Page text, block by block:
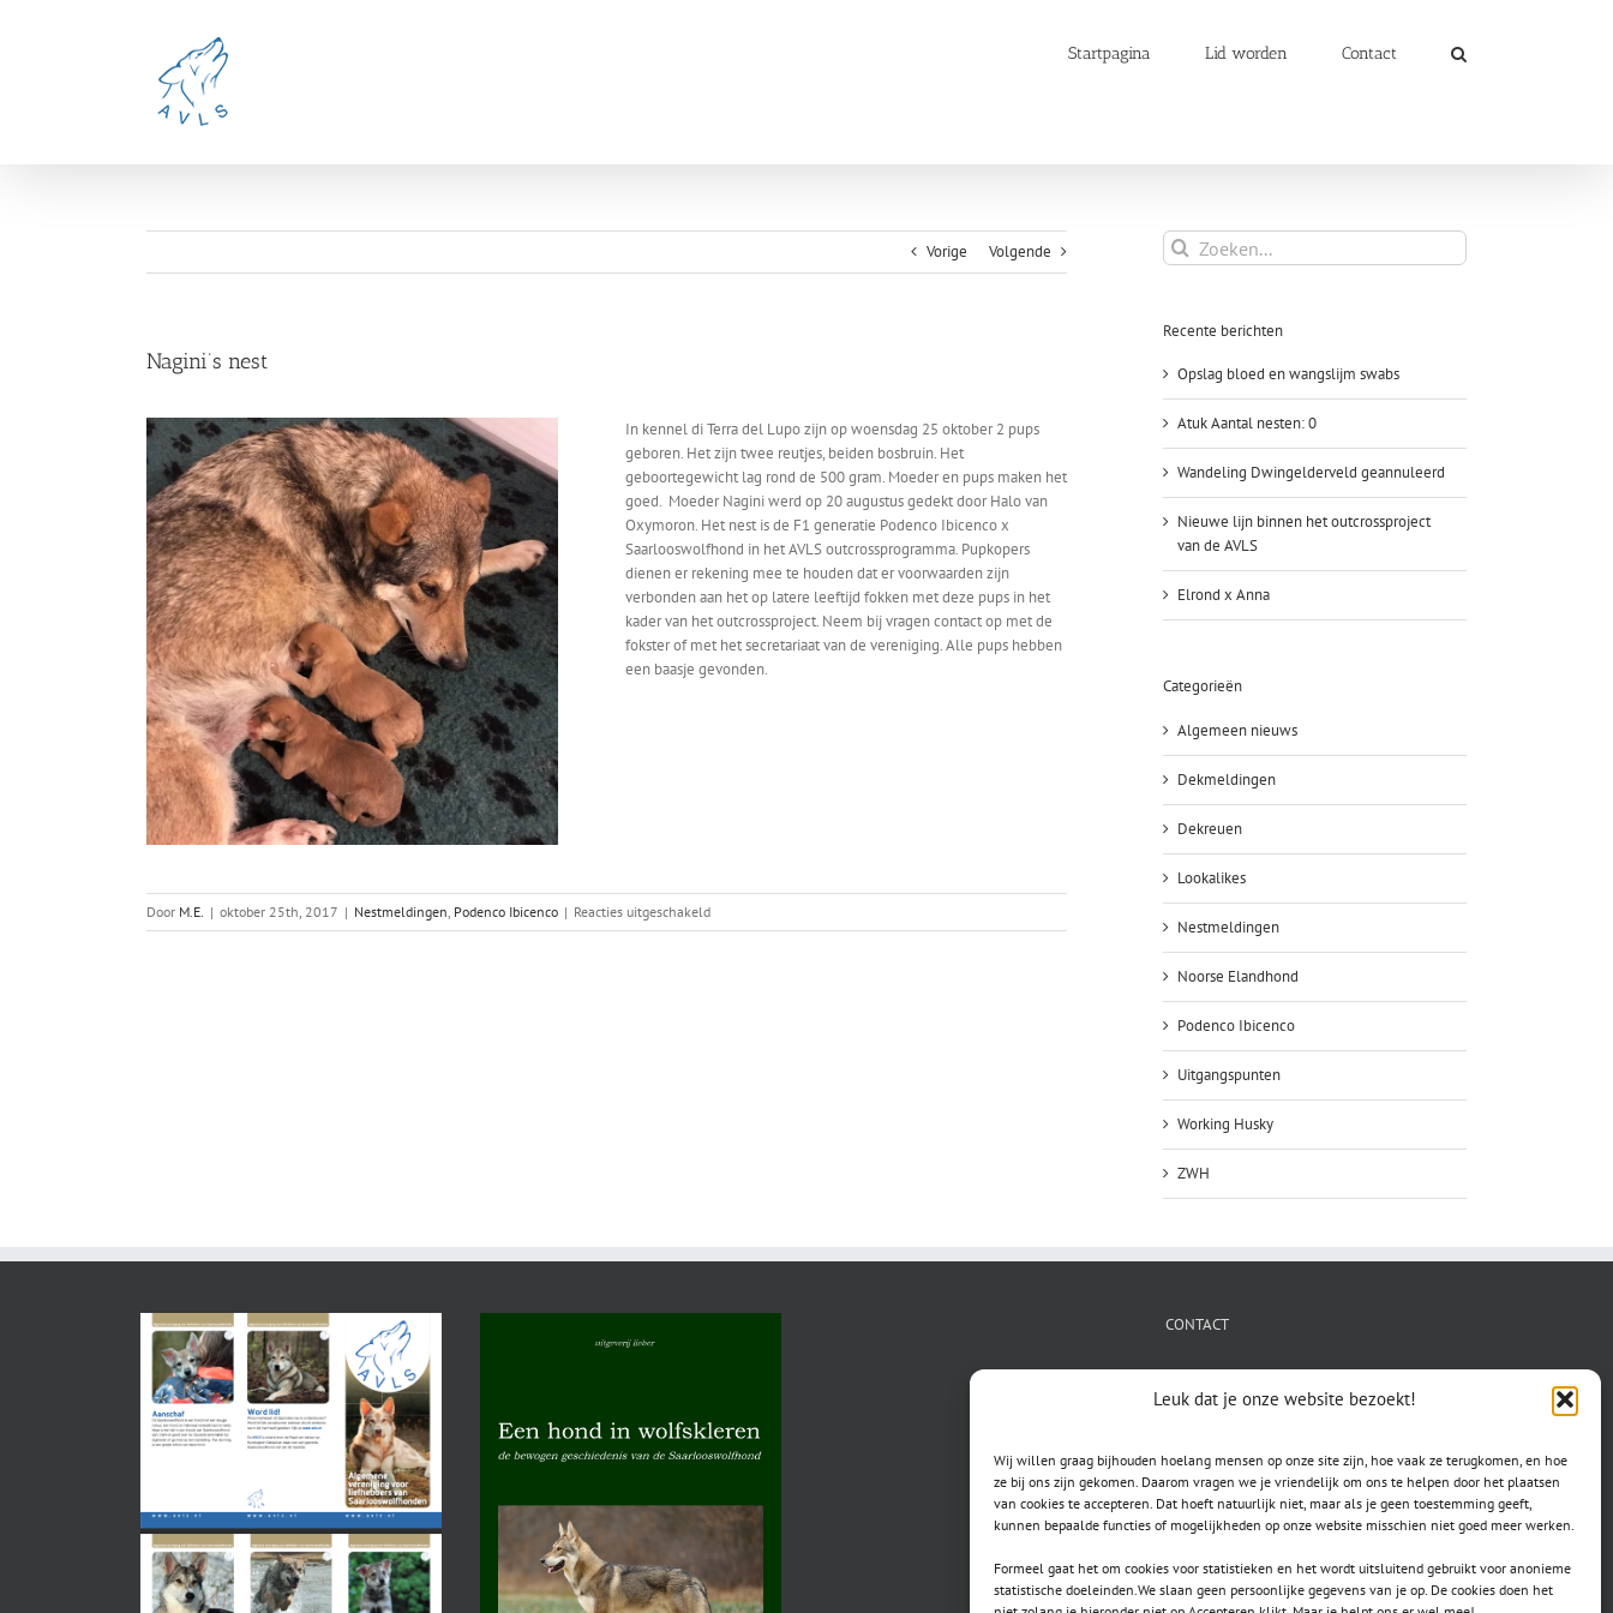
Leuk dat je onze website bezoekt!
Wij willen graag bijhouden hoelang mensen op onze site zijn, hoe vaak ze terugkomen, en hoe
ze bij ons zijn gekomen. Daarom vragen we je vriendelijk om ons te helpen door het plaatsen
van cookies te accepteren. Dat hoeft natuurlijk niet, maar als je geen toestemming geeft,
kunnen bepaalde functies of mogelijkheden op onze website misschien niet goed meer werken.
Formeel gaat het om cookies voor statistieken en het wordt uitsluitend gebruikt voor anonieme
statistische doeleinden.We slaan geen persoonlijke gegevens van je op. De cookies doen het
Startpagina Lid worden Contact
Vorige Volgende
Nagini’s nest
In kennel di Terra del Lupo zijn op woensdag 25 oktober 2 pups
geboren. Het zijn twee reutjes, beiden bosbruin. Het
geboortegewicht lag rond de 500 gram. Moeder en pups maken het
goed. Moeder Nagini werd op 20 augustus gedekt door Halo van
Oxymoron. Het nest is de F1 generatie Podenco Ibicenco x
Saarlooswolfhond in het AVLS outcrossprogramma. Pupkopers
dienen er rekening mee te houden dat er voorwaarden zijn
verbonden aan het op latere leeftijd fokken met deze pups in het
kader van het outcrossproject. Neem bij vragen contact op met de
fokster of met het secretariaat van de vereniging. Alle pups hebben
een baasje gevonden.
Door M.E. | oktober 25th, 2017 | Nestmeldingen, Podenco Ibicenco | Reacties uitgeschakeldvoor
Nagini’s
Zoeken
naar:
Recente berichten
Opslag bloed en wangslijm swabs
Atuk Aantal nesten: 0
Wandeling Dwingelderveld geannuleerd
Nieuwe lijn binnen het outcrossproject
van de AVLS
Elrond x Anna
Categorieën
Algemeen nieuws
Dekmeldingen
Dekreuen
Lookalikes
Nestmeldingen
Noorse Elandhond
Podenco Ibicenco
Uitgangspunten
Working Husky
ZWH
CONTACT